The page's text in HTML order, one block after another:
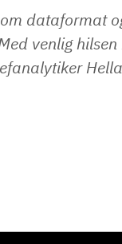
dataformat
venlig